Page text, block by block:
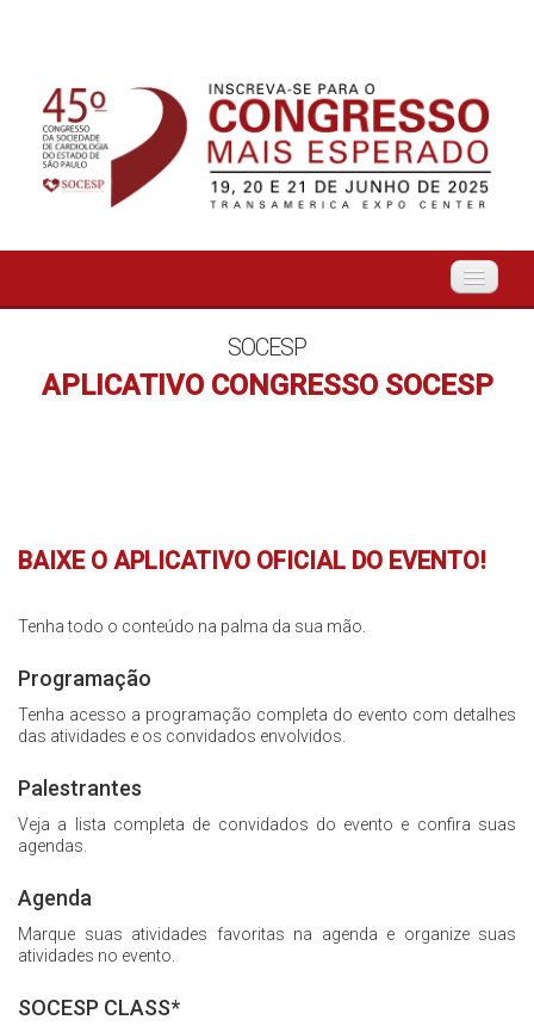
Organização
Inscrições
Programação
Hands On
Entrevistas
Hospedagem
Traslado
SOCESP
APLICATIVO CONGRESSO SOCESP
BAIXE O APLICATIVO OFICIAL DO EVENTO!
Tenha todo o conteúdo na palma da sua mão.
Programação
Tenha acesso a programação completa do evento com detalhes
das atividades e os convidados envolvidos.
Palestrantes
Veja a lista completa de convidados do evento e confira suas
agendas.
Agenda
Marque suas atividades favoritas na agenda e organize suas
atividades no evento.
SOCESP CLASS*